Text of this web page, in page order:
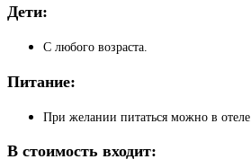
Дети:
С любого возраста.
Питание:
При желании питаться можно в отеле.
В стоимость входит: